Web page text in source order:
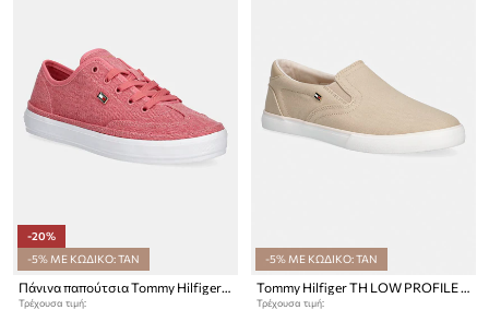
-20%
-5% ΜΕ ΚΩΔΙΚΟ: TAN
Τρέχουσα τιμή:
-5% ΜΕ ΚΩΔΙΚΟ: TAN
Τρέχουσα τιμή: